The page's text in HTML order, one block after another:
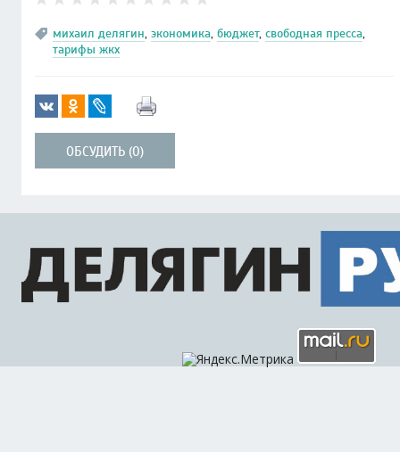
михаил делягин, экономика, бюджет, свободная пресса,
тарифы жкх
ОБСУДИТЬ (0)